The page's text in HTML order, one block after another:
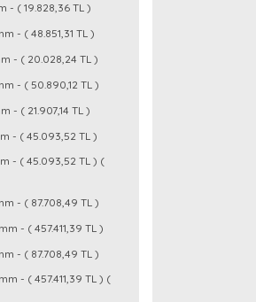
- ( 19.828,36 TL )
- ( 48.851,31 TL )
- ( 20.028,24 TL )
- ( 50.890,12 TL )
- ( 21.907,14 TL )
- ( 45.093,52 TL )
- ( 45.093,52 TL ) (
- ( 87.708,49 TL )
- ( 457.411,39 TL )
- ( 87.708,49 TL )
- ( 457.411,39 TL ) (